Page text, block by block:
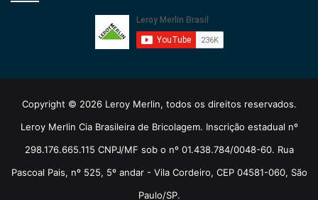
Copyright © 2026 Leroy Merlin, todos os direitos reservados.
Leroy Merlin Cia Brasileira de Bricolagem. Inscrição estadual nº
298.176.665.115 CNPJ/MF sob o nº 01.438.784/0048-60. Rua
Pascoal Pais, nº 525, 5º andar - Vila Cordeiro, CEP 04581-060, São
Paulo/SP.